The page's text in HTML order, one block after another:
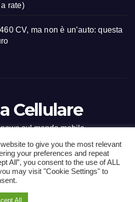
rate)
CV, ma non è un’auto: questa
Cellulare
sul mondo mobile
| Tema: Newsup diThemeansar
to give you the most relevant
your preferences and repeat
All”, you consent to the use of ALL
may visit "Cookie Settings" to
All